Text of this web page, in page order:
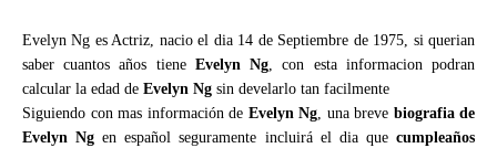
Evelyn Ng es Actriz, nacio el dia 14 de Septiembre de 1975, si querian
saber cuantos años tiene Evelyn Ng, con esta informacion podran
calcular la edad de Evelyn Ng sin develarlo tan facilmente
Siguiendo con mas información de Evelyn Ng, una breve biografia de
Evelyn Ng en español seguramente incluirá el dia quecumpleaños